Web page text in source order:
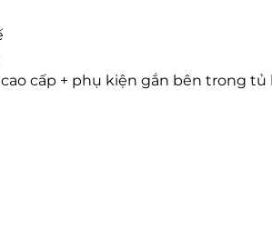
cấp + phụ kiện gắn bên trong tủ